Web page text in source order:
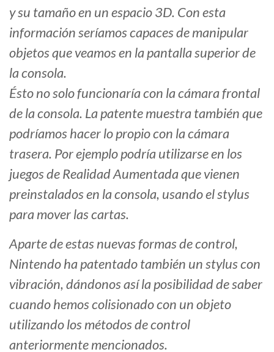
y su tamaño en un espacio 3D. Con esta
información seríamos capaces de manipular
objetos que veamos en la pantalla superior de
la consola.
Ésto no solo funcionaría con la cámara frontal
de la consola. La patente muestra también que
podríamos hacer lo propio con la cámara
trasera. Por ejemplo podría utilizarse en los
juegos de Realidad Aumentada que vienen
preinstalados en la consola, usando el stylus
para mover las cartas.
Aparte de estas nuevas formas de control,
Nintendo ha patentado también un stylus con
vibración, dándonos así la posibilidad de saber
cuando hemos colisionado con un objeto
utilizando los métodos de control
anteriormente mencionados.